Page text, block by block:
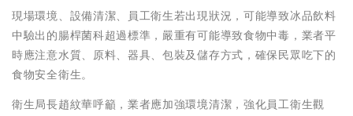
現場環境、設備清潔、員工衛生若出現狀況，可能導致冰品飲料
中驗出的腸桿菌科超過標準，嚴重有可能導致食物中毒，業者平
時應注意水質、原料、器具、包裝及儲存方式，確保民眾吃下的
食物安全衛生。
衛生局長趙紋華呼籲，業者應加強環境清潔，強化員工衛生觀